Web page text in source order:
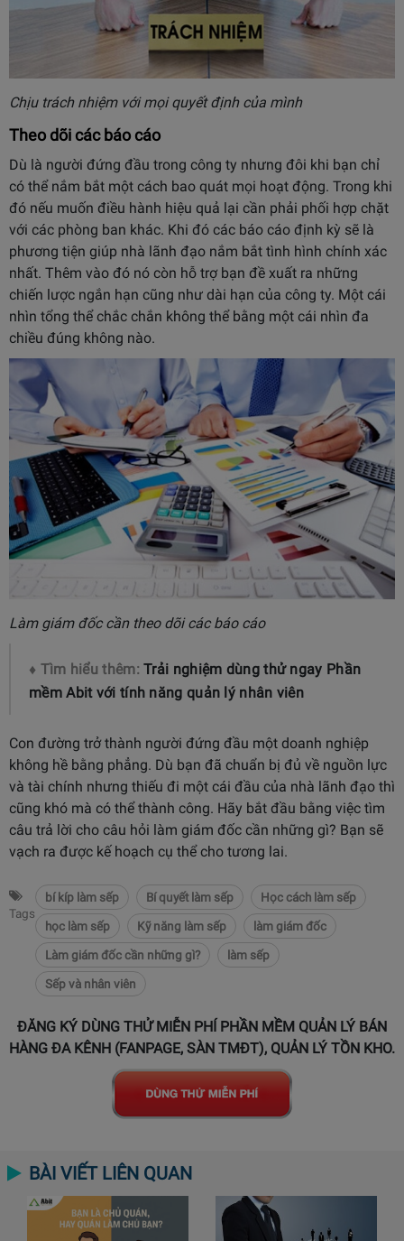
Chịu trách nhiệm với mọi quyết định của mình
Theo dõi các báo cáo
Dù là người đứng đầu trong công ty nhưng đôi khi bạn chỉ
có thể nắm bắt một cách bao quát mọi hoạt động. Trong khi
đó nếu muốn điều hành hiệu quả lại cần phải phối hợp chặt
với các phòng ban khác. Khi đó các báo cáo định kỳ sẽ là
phương tiện giúp nhà lãnh đạo nắm bắt tình hình chính xác
nhất. Thêm vào đó nó còn hỗ trợ bạn đề xuất ra những
chiến lược ngắn hạn cũng như dài hạn của công ty. Một cái
nhìn tổng thể chắc chắn không thể bằng một cái nhìn đa
chiều đúng không nào.
Làm giám đốc cần theo dõi các báo cáo
♦ Tìm hiểu thêm:Trải nghiệm dùng thử ngay Phần
mềm Abit với tính năng quản lý nhân viên
Con đường trở thành người đứng đầu một doanh nghiệp
không hề bằng phẳng. Dù bạn đã chuẩn bị đủ về nguồn lực
và tài chính nhưng thiếu đi một cái đầu của nhà lãnh đạo thì
cũng khó mà có thể thành công. Hãy bắt đầu bằng việc tìm
câu trả lời cho câu hỏi làm giám đốc cần những gì? Bạn sẽ
vạch ra được kế hoạch cụ thể cho tương lai.
Tags
bí kíp làm sếp Bí quyết làm sếp
Học cách làm sếp
học làm sếp
Kỹ năng làm sếp
làm giám đốc
Làm giám đốc cần những gì?
làm sếp
Sếp và nhân viên
ĐĂNG KÝ DÙNG THỬ MIỄN PHÍ PHẦN MỀM QUẢN LÝ BÁN
HÀNG ĐA KÊNH (FANPAGE, SÀN TMĐT), QUẢN LÝ TỒN KHO.
BÀI VIẾT LIÊN QUAN